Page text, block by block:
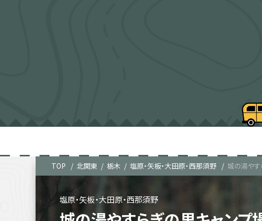
TOP 北関東 栃木 塩原・矢板・大田原・西那須野 城の湯やす
塩原・矢板・大田原・西那須野